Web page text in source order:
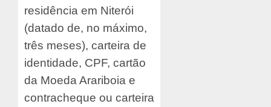
residência em Niterói
(datado de, no máximo,
três meses), carteira de
identidade, CPF, cartão
da Moeda Arariboia e
contracheque ou carteira